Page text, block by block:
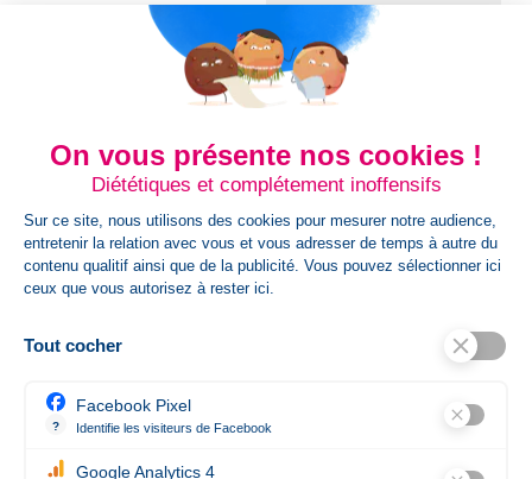
Dimension Article
19,5X14X14CM,19,5X14X14
Cm
Poids Colis 4,28
HsCode 4202 9298
Poids Net (en Kg)
Poids Prod Kg
Références spécifiques
On vous présente nos cookies !
Diététiques et complétement inoffensifs
Sur ce site, nous utilisons des cookies pour mesurer notre audience,
entretenir la relation avec vous et vous adresser de temps à autre du
contenu qualitif ainsi que de la publicité. Vous pouvez sélectionner ici
ceux que vous autorisez à rester ici.
Tout cocher
?
Facebook Pixel
Identifie les visiteurs de Facebook
Google Analytics 4